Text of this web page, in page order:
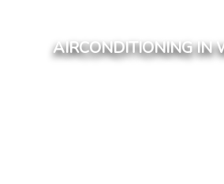
AIRCONDITIONING IN